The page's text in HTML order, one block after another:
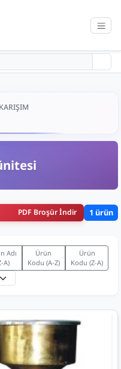
PDF Broşür İndir 1 ürün
Adı
A)
Ürün
Kodu (A-Z)
Ürün
Kodu (Z-A)